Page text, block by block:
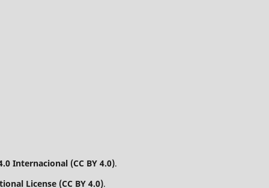
Internacional (CC BY 4.0).
License (CC BY 4.0).